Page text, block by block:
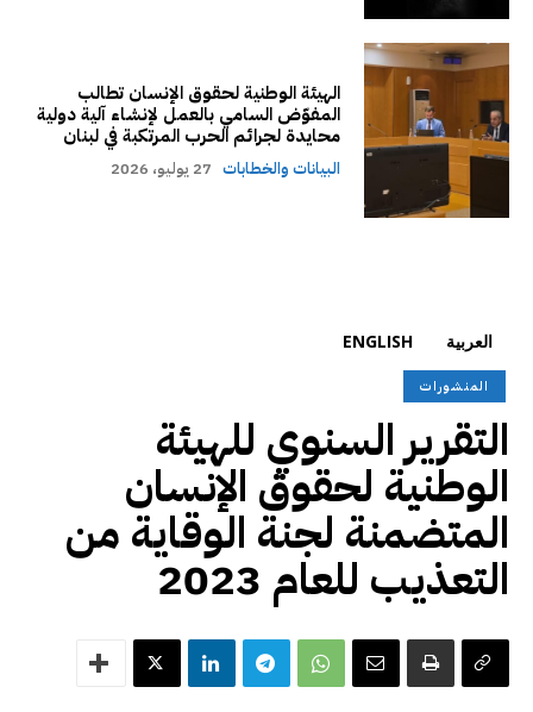
الهيئة الوطنية لحقوق الإنسان تطالب
المفوّض السامي بالعمل لإنشاء آلية دولية
محايدة لجرائم الحرب المرتكبة في لبنان
البيانات والخطابات 27 يوليو، 2026